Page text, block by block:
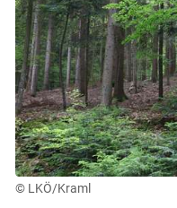
© LKÖ/Kraml